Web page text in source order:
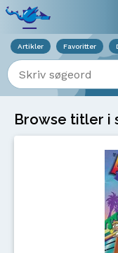
Artikler Favoritter
Indtast søgeord
Browse titler i
Viser overlay for